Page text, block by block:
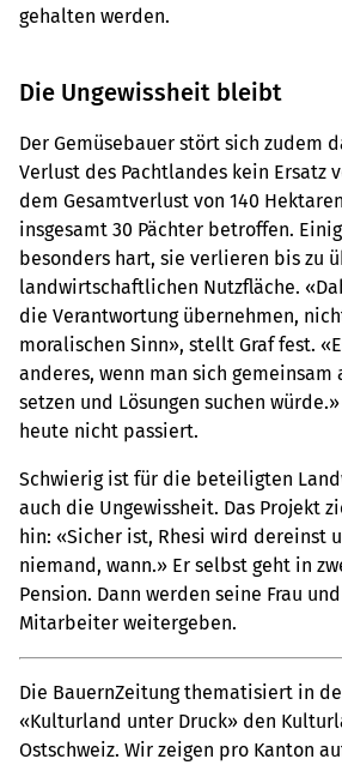
gehalten werden.
Die Ungewissheit bleibt
Der Gemüsebauer stört sich zudem
Verlust des Pachtlandes kein Ersatz
dem Gesamtverlust von 140
insgesamt 30 Pächter betroffen.
besonders hart, sie verlieren bis zu
landwirtschaftlichen Nutzfläche.
die Verantwortung übernehmen,
moralischen Sinn», stellt Graf fest.
anderes, wenn man sich gemeinsam
setzen und Lösungen suchen
heute nicht passiert.
Schwierig ist für die beteiligten
auch die Ungewissheit. Das Projekt
hin: ­«Sicher ist, Rhesi wird dereinst
niemand, wann.» Er selbst geht in
Pension. Dann werden seine Frau
Mitarbeiter weitergeben.
Die BauernZeitung thematisiert in
«Kulturland unter Druck» den
Ostschweiz. Wir zeigen pro Kanton